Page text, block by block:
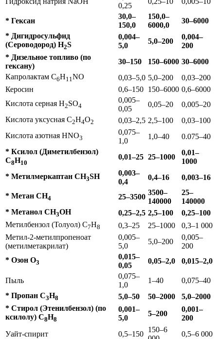
0,25
* Гексан
30,0–
150,0
150,0–
6000,0
30–6000
* Дигидросульфид
(Сероводород) H2S
0,004–
5,0
5,0–200
0,004–
200
* Дизельное топливо (по
гексану)
30–150 150–6000 30–6000
Капролактам С6Н11 NO 0,03–5,0 5,0–200
0,03–200
Керосин
0,6–150 150–6000 0,6–6000
Кислота серная H2SO4
0,005–
0,05
0,05–20
0,005–20
Кислота уксусная С2Н4О2 0,03–2,5 2,5–100
0,03–100
Кислота азотная НNO3
0,075–
1,0
1,0–40
0.075–40
* Ксилол (Диметилбензол)
С8Н10
0,01–25 25–1000
0,01–
1000
* Метилмеркаптан CH3SH
0,003–
0,4
0,4–16 0,003–16
* Метан CH4 25–3500
3500–
140000
25–
140000
* Метанол СН3ОН 0,25–2,5 2,5–100
0,25–100
Метилбензол (Толуол) C7H8 0,3–25 25–1000
0,3–1 000
Метил-2-метилпропеноат
(метилметакрилат)
0,005–
5,0
5,0–200
0,005–
200
* Озон O3
0,015–
0,05
0,05–2,0 0,015–2,0
Пыль
0,075–
1,0
1–40
0,075–40
* Пропан С3Н8 5,0–50 50–2000
5,0–2000
* Стирол (Этенилбензол) (по
ксилолу) С8Н8
0,001–
5,0
5–200
0,001–
200
Уайт-спирит
0,5–150
150–6
0,5–6 000